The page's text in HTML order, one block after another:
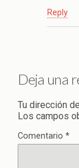
Reply
Deja una
Tu dirección
Los campos
Comentario *